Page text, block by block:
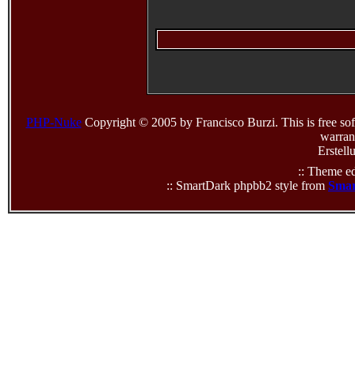
PHP-NukeCopyright © 2005 by Francisco Burzi. This is free
:: Theme
:: SmartDark phpbb2 style from